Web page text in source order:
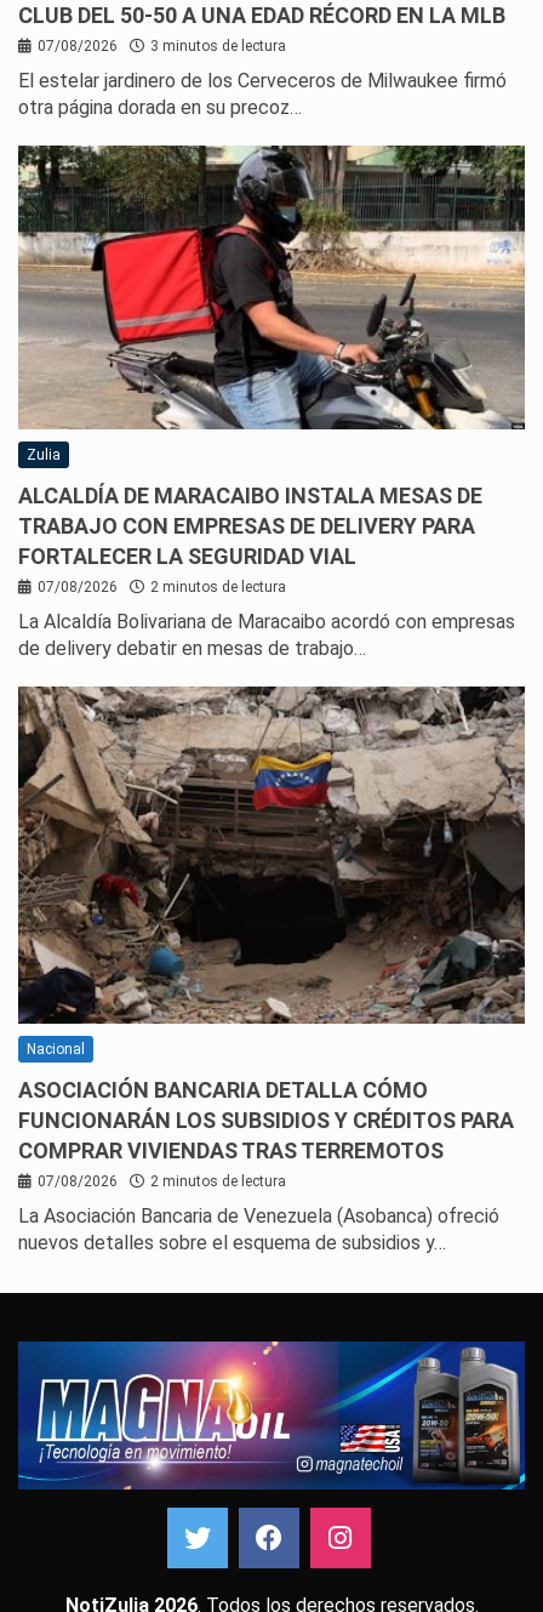
CLUB DEL 50-50 A UNA EDAD RÉCORD EN LA MLB
07/08/2026 3 minutos de lectura
El estelar jardinero de los Cerveceros de Milwaukee firmó
otra página dorada en su precoz…
Zulia
ALCALDÍA DE MARACAIBO INSTALA MESAS DE
TRABAJO CON EMPRESAS DE DELIVERY PARA
FORTALECER LA SEGURIDAD VIAL
07/08/2026 2 minutos de lectura
La Alcaldía Bolivariana de Maracaibo acordó con empresas
de delivery debatir en mesas de trabajo…
Nacional
ASOCIACIÓN BANCARIA DETALLA CÓMO
FUNCIONARÁN LOS SUBSIDIOS Y CRÉDITOS PARA
COMPRAR VIVIENDAS TRAS TERREMOTOS
07/08/2026 2 minutos de lectura
La Asociación Bancaria de Venezuela (Asobanca) ofreció
nuevos detalles sobre el esquema de subsidios y…
NotiZulia 2026. Todos los derechos reservados.